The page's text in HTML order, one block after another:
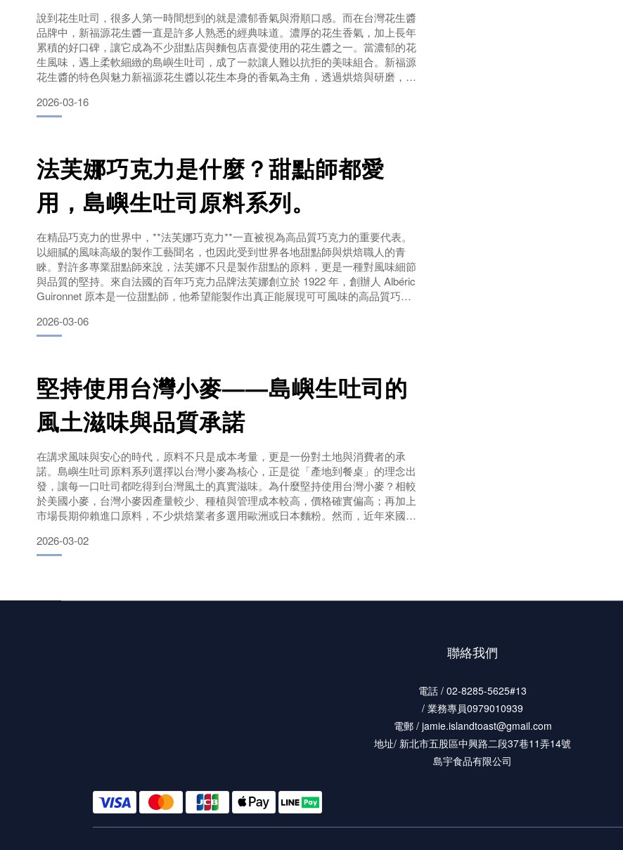
說到花生吐司，很多人第一時間想到的就是濃郁香氣與滑順口感。而在台灣花生醬
品牌中，新福源花生醬一直是許多人熟悉的經典味道。濃厚的花生香氣，加上長年
累積的好口碑，讓它成為不少甜點店與麵包店喜愛使用的花生醬之一。當濃郁的花
生風味，遇上柔軟細緻的島嶼生吐司，成了一款讓人難以抗拒的美味組合。新福源
花生醬的特色與魅力新福源花生醬以花生本身的香氣為主角，透過烘焙與研磨，將
是層層釋放。好的花生醬除了香氣之外，口感也非常重要。新福源花生醬質地
2026-03-16
法芙娜巧克力是什麼？甜點師都愛
用，島嶼生吐司原料系列。
在精品巧克力的世界中，**法芙娜巧克力**一直被視為高品質巧克力的重要代表。
以細膩的風味高級的製作工藝聞名，也因此受到世界各地甜點師與烘焙職人的青
睞。對許多專業甜點師來說，法芙娜不只是製作甜點的原料，更是一種對風味細節
與品質的堅持。來自法國的百年巧克力品牌法芙娜創立於 1922 年，創辦人 Albéric
Guironnet 原本是一位甜點師，他希望能製作出真正能展現可可風味的高品質巧克
能夠展現可可風味的優質巧克力。如今，法
2026-03-06
堅持使用台灣小麥——島嶼生吐司的
風土滋味與品質承諾
在講求風味與安心的時代，原料不只是成本考量，更是一份對土地與消費者的承
諾。島嶼生吐司原料系列選擇以台灣小麥為核心，正是從「產地到餐桌」的理念出
發，讓每一口吐司都吃得到台灣風土的真實滋味。為什麼堅持使用台灣小麥？相較
於美國小麥，台灣小麥因產量較少、種植與管理成本較高，價格確實偏高；再加上
市場長期仰賴進口原料，不少烘焙業者多選用歐洲或日本麵粉。然而，近年來國產
區的小麥蛋白質含量已達 13.05%，對於製作吐司、麵包而言，是相當理
2026-03-02
聯絡我們
電話 / 02-8285-5625#13
/ 業務專員0979010939
電郵 / jamie.islandtoast@gmail.com
地址/ 新北市五股區中興路二段37巷11弄14號
島宇食品有限公司